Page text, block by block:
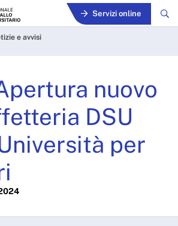
Servizi online
nuovo
e avvisi
nuovo
DSU
per